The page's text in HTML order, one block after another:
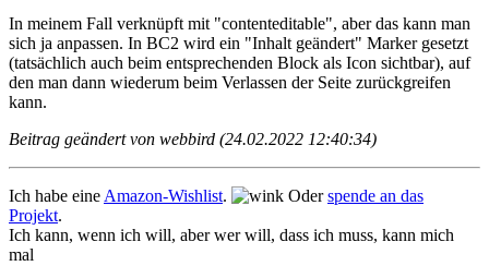
In meinem Fall verknüpft mit "contenteditable", aber das kann man
sich ja anpassen. In BC2 wird ein "Inhalt geändert" Marker gesetzt
(tatsächlich auch beim entsprechenden Block als Icon sichtbar), auf
den man dann wiederum beim Verlassen der Seite zurückgreifen
kann.
Beitrag geändert von webbird (24.02.2022 12:40:34)
Ich habe eine Amazon-Wishlist. Oderspende an das
Projekt.
Ich kann, wenn ich will, aber wer will, dass ich muss, kann mich
mal